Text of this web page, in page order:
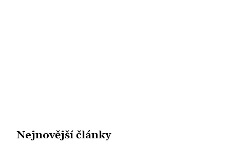
Nejnovější články